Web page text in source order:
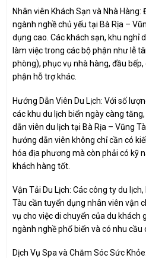
Nhân viên Khách Sạn và Nhà
ngành nghề chủ yếu tại Bà Rịa –
dụng cao. Các khách sạn, khu nghỉ
làm việc trong các bộ phận như lễ
phòng), phục vụ nhà hàng, đầu
phận hỗ trợ khác.
Hướng Dẫn Viên Du Lịch: Với số
các khu du lịch biển ngày càng
dẫn viên du lịch tại Bà Rịa – Vũng
hướng dẫn viên không chỉ cần có
hóa địa phương mà còn phải có kỹ
khách hàng tốt.
Vận Tải Du Lịch: Các công ty du
Tàu cần tuyển dụng nhân viên vận
vụ cho việc di chuyển của du khách
ngành nghề phổ biến và có nhu cầu
Dịch Vụ Spa và Chăm Sóc Sức